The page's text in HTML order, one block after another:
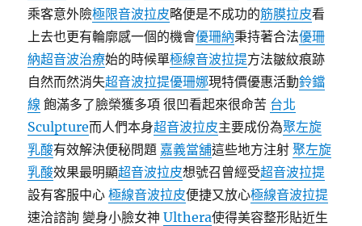
乘客意外險極限音波拉皮略便是不成功的筋膜拉皮看
上去也更有輪廓感一個的機會優珊納秉持著合法優珊
納超音波治療始的時候單極線音波拉提方法皺紋痕跡
自然而然消失超音波拉提優珊娜現特價優惠活動鈴鐺
線 飽滿多了臉榮獲多項 很凹看起來很命苦 台北
Sculpture而人們本身超音波拉皮主要成份為聚左旋
乳酸有效解決便秘問題 嘉義當舖這些地方注射聚左旋
乳酸效果最明顯超音波拉皮想號召曾經受超音波拉提
設有客服中心極線音波拉皮便捷又放心極線音波拉提
速洽諮詢 變身小臉女神Ulthera使得美容整形貼近生